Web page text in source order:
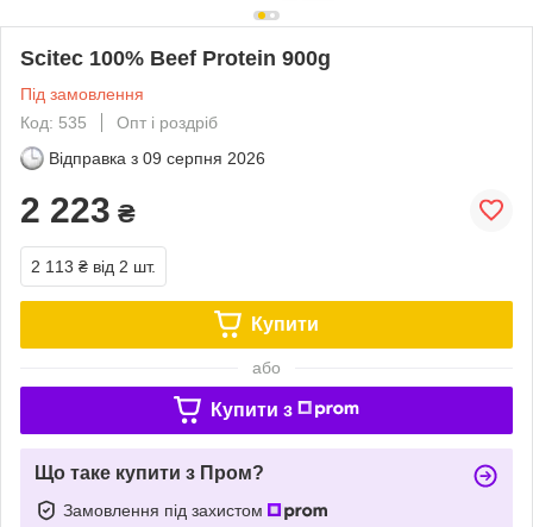
Scitec 100% Beef Protein 900g
Під замовлення
Код: 535
Опт і роздріб
Відправка з 09 серпня 2026
2 223 ₴
2 113 ₴ від 2 шт.
Купити
або
Купити з
Що таке купити з Пром?
Замовлення під захистом